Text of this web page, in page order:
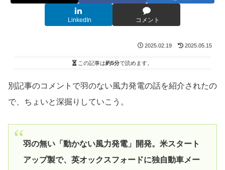
LinkedIn コメント
2025.02.19 2025.05.15
この記事は約5分で読めます。
別記事のコメントで羽のない風力発電の話を紹介されたの
で、ちょいと深掘りしていこう。
羽の無い「動かない風力発電」開発。米スタート
アップ製で、英オックスフォードに独自動車メー